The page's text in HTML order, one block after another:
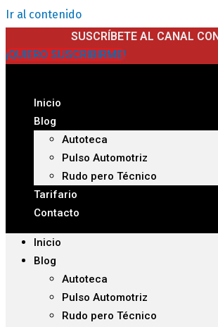
Ir al contenido
SUSCRÍBETE AL CANAL
¡QUIERO SUSCRIBIRME!
Inicio
Blog
Autoteca
Pulso Automotriz
Rudo pero Técnico
Tarifario
Contacto
Inicio
Blog
Autoteca
Pulso Automotriz
Rudo pero Técnico